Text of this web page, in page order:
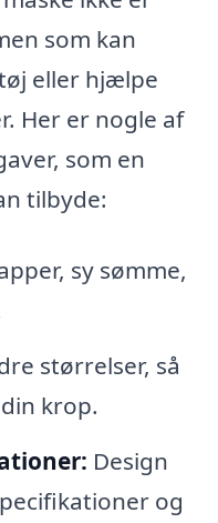
som kan
eller hjælpe
Her er nogle af
som en
tilbyde:
sy sømme,
størrelser, så
krop.
Design
og